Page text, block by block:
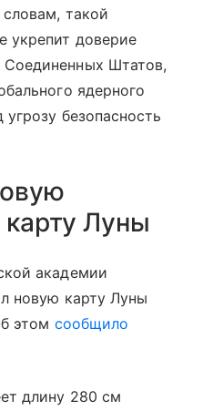
такой
укрепит доверие
Штатов,
ядерного
безопасность
карту Луны
академии
новую карту Луны
этом сообщило
длину 280 см